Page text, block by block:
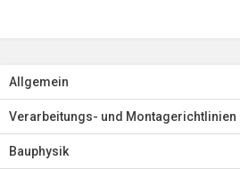
Allgemein
Verarbeitungs- und Montagerichtlinien
Bauphysik